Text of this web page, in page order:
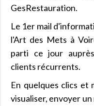
GesRestauration.
Le 1er mail
l'Art des Mets à
parti ce jour
clients récurrents.
En quelques clics et
visualiser, envoyer